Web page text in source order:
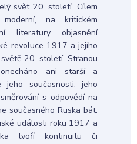
svět 20. století. Cílem
na kritickém
literatury objasnění
revoluce 1917 a jejího
20. století. Stranou
ani starší a
jeho současnosti, jeho
s odpovědí na
současného Ruska bát.
události roku 1917 a
tvoří kontinuitu či